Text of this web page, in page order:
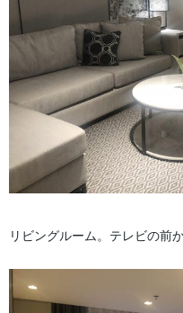
リビングルーム。テレビの前